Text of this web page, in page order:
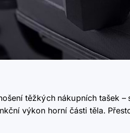
těžkých nákupních tašek –
výkon horní části těla.